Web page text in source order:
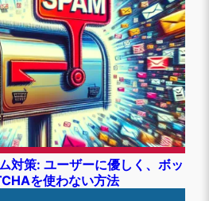
対策: ユーザーに優しく、ボッ
を使わない方法